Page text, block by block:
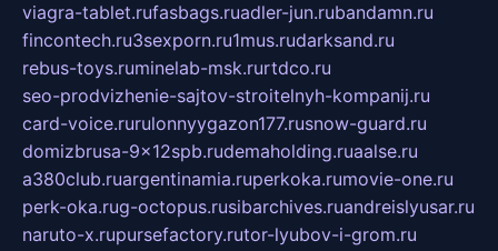
viagra-tablet.rufasbags.ruadler-jun.rubandamn.ru
fincontech.ru3sexporn.ru1mus.rudarksand.ru
rebus-toys.ruminelab-msk.rurtdco.ru
seo-prodvizhenie-sajtov-stroitelnyh-kompanij.ru
card-voice.rurulonnyygazon177.rusnow-guard.ru
domizbrusa-9x12spb.rudemaholding.ruaalse.ru
a380club.ruargentinamia.ruperkoka.rumovie-one.ru
perk-oka.rug-octopus.rusibarchives.ruandreislyusar.ru
naruto-x.rupursefactory.rutor-lyubov-i-grom.ru